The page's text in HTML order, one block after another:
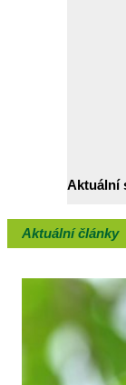
Aktuální
Aktuální články